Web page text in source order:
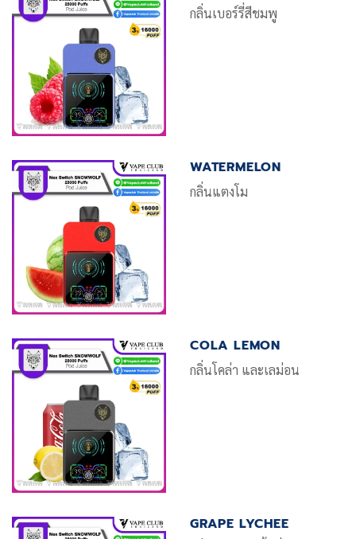
กลิ่นเบอร์รี่สีชมพู
WATERMELON
กลิ่นแตงโม
COLA LEMON
กลิ่นโคล่า และเลม่อน
GRAPE LYCHEE